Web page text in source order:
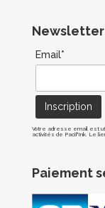
Newsletter
Email*
Votre adresse email est
activités de Pacif'Ink. Le
Paiement